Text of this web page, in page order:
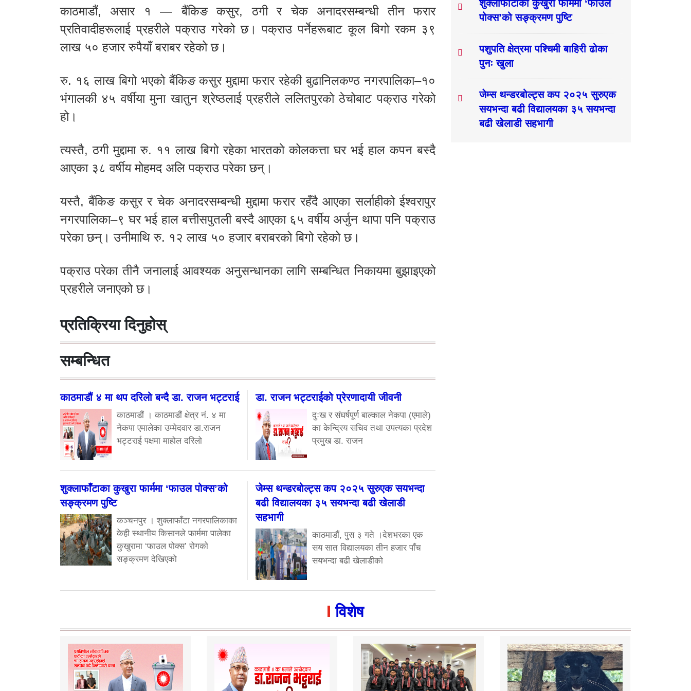
काठमाडौं, असार १ — बैंकिङ कसुर, ठगी र चेक अनादरसम्बन्धी तीन फरार
प्रतिवादीहरूलाई प्रहरीले पक्राउ गरेको छ। पक्राउ पर्नेहरूबाट कूल बिगो रकम ३९
लाख ५० हजार रुपैयाँ बराबर रहेको छ।
रु. १६ लाख बिगो भएको बैंकिङ कसुर मुद्दामा फरार रहेकी बुढानिलकण्ठ नगरपालिका–१०
भंगालकी ४५ वर्षीया मुना खातुन श्रेष्ठलाई प्रहरीले ललितपुरको ठेचोबाट पक्राउ गरेको
हो।
त्यस्तै, ठगी मुद्दामा रु. ११ लाख बिगो रहेका भारतको कोलकत्ता घर भई हाल कपन बस्दै
आएका ३८ वर्षीय मोहमद अलि पक्राउ परेका छन्।
यस्तै, बैंकिङ कसुर र चेक अनादरसम्बन्धी मुद्दामा फरार रहँदै आएका सर्लाहीको ईश्वरापुर
नगरपालिका–९ घर भई हाल बत्तीसपुतली बस्दै आएका ६५ वर्षीय अर्जुन थापा पनि पक्राउ
परेका छन्। उनीमाथि रु. १२ लाख ५० हजार बराबरको बिगो रहेको छ।
पक्राउ परेका तीनै जनालाई आवश्यक अनुसन्धानका लागि सम्बन्धित निकायमा बुझाइएको
प्रहरीले जनाएको छ।
प्रतिक्रिया दिनुहोस्
सम्बन्धित
काठमाडौं ४ मा थप दरिलो बन्दै डा. राजन भट्टराई
काठमाडौं । काठमाडौं क्षेत्र नं. ४ मा
नेकपा एमालेका उम्मेदवार डा.राजन
भट्टराई पक्षमा माहोल दरिलो
डा. राजन भट्टराईको प्रेरणादायी जीवनी
दुःख र संघर्षपूर्ण बाल्काल नेकपा (एमाले)
का केन्द्रिय सचिव तथा उपत्यका प्रदेश
प्रमुख डा. राजन
शुक्लाफाँटाका कुखुरा फार्ममा ‘फाउल पोक्स’को
सङ्क्रमण पुष्टि
कञ्चनपुर । शुक्लाफाँटा नगरपालिकाका
केही स्थानीय किसानले फार्ममा पालेका
कुखुरामा ‘फाउल पोक्स’ रोगको
सङ्क्रमण देखिएको
जेम्स थन्डरबोल्ट्स कप २०२५ सुरुएक सयभन्दा
बढी विद्यालयका ३५ सयभन्दा बढी खेलाडी
सहभागी
काठमाडौं, पुस ३ गते ।देशभरका एक
सय सात विद्यालयका तीन हजार पाँच
सयभन्दा बढी खेलाडीको
शुक्लाफाँटाका कुखुरा फार्ममा ‘फाउल
पोक्स’को सङ्क्रमण पुष्टि
पशुपति क्षेत्रमा पश्चिमी बाहिरी ढोका
पुनः खुला
जेम्स थन्डरबोल्ट्स कप २०२५ सुरुएक
सयभन्दा बढी विद्यालयका ३५ सयभन्दा
बढी खेलाडी सहभागी
विशेष